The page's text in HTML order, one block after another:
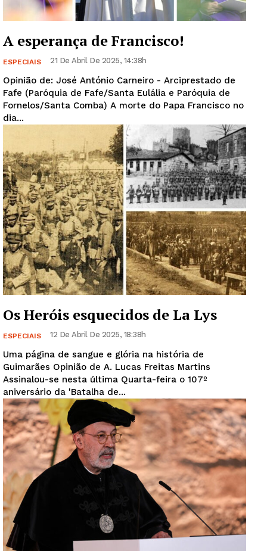
A esperança de Francisco!
ESPECIAIS 21 De Abril De 2025, 14:38h
Opinião de: José António Carneiro - Arciprestado de
Fafe (Paróquia de Fafe/Santa Eulália e Paróquia de
Fornelos/Santa Comba) A morte do Papa Francisco no
dia...
Os Heróis esquecidos de La Lys
ESPECIAIS 12 De Abril De 2025, 18:38h
Uma página de sangue e glória na história de
Guimarães Opinião de A. Lucas Freitas Martins
Assinalou-se nesta última Quarta-feira o 107º
aniversário da 'Batalha de...